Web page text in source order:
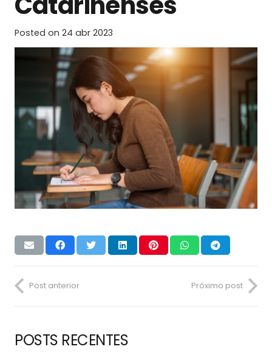
Posted on 24 abr 2023
Post anterior Próximo post
POSTS RECENTES